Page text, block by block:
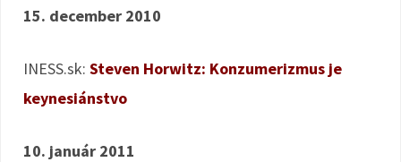
15. december 2010
INESS.sk: Steven Horwitz: Konzumerizmus je
keynesiánstvo
10. január 2011